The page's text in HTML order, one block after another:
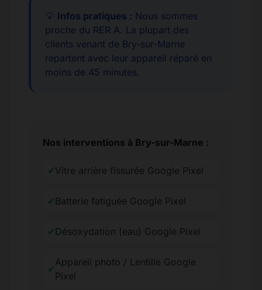
💡 Infos pratiques : Nous sommes
proche du RER A. La plupart des
clients venant de Bry-sur-Marne
repartent avec leur appareil réparé en
moins de 45 minutes.
Nos interventions à Bry-sur-Marne :
✔Vitre arrière fissurée Google Pixel
✔ Batterie fatiguée Google Pixel
✔ Désoxydation (eau) Google Pixel
✔
Appareil photo / Lentille Google
Pixel